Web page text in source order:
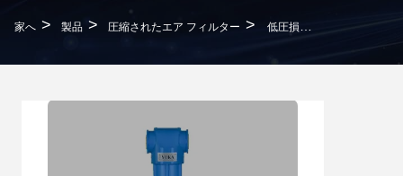
家へ > 製品 > 圧縮されたエア フィルター > 低圧損失炭素空気フィルター